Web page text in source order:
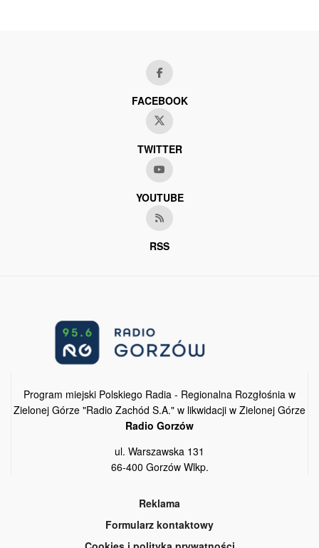
FACEBOOK
TWITTER
YOUTUBE
RSS
Program miejski Polskiego Radia - Regionalna Rozgłośnia w
Zielonej Górze "Radio Zachód S.A." w likwidacji w Zielonej Górze
Radio Gorzów
ul. Warszawska 131
66-400 Gorzów Wlkp.
Reklama
Formularz kontaktowy